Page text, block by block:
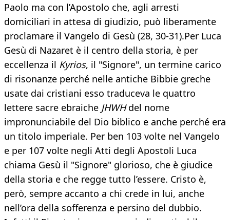
Paolo ma con l’Apostolo che, agli arresti
domiciliari in attesa di giudizio, può liberamente
proclamare il Vangelo di Gesù (28, 30-31).Per Luca
Gesù di Nazaret è il centro della storia, è per
eccellenza il Kyrios, il "Signore", un termine carico
di risonanze perché nelle antiche Bibbie greche
usate dai cristiani esso traduceva le quattro
lettere sacre ebraiche JHWHdel nome
impronunciabile del Dio biblico e anche perché era
un titolo imperiale. Per ben 103 volte nel Vangelo
e per 107 volte negli Atti degli Apostoli Luca
chiama Gesù il "Signore" glorioso, che è giudice
della storia e che regge tutto l’essere. Cristo è,
però, sempre accanto a chi crede in lui, anche
nell’ora della sofferenza e persino del dubbio.